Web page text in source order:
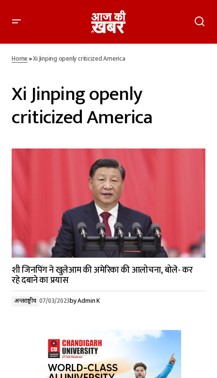
Home»Xi Jinping openly criticized America
Xi Jinping openly
criticized America
शी जिनपिंग ने खुलेआम की अमेरिका की आलोचना, बोले- कर
रहे दबाने का प्रयास
अन्तर्राष्ट्रीय 07/03/2023byAdmin K